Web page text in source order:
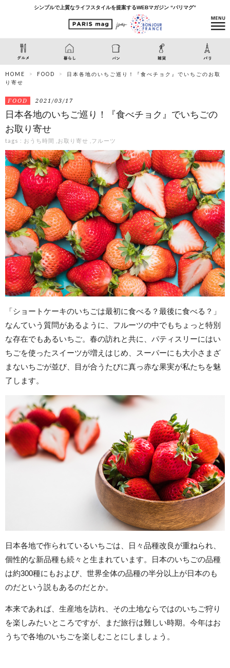
シンプルで上質なライフスタイルを提案するWEBマガジン “パリマグ”
HOME FOOD
日本各地のいちご巡り！『食べチョク』でいちごのお取
り寄せ
FOOD 2021/03/17
日本各地のいちご巡り！『食べチョク』でいちごの
お取り寄せ
tags : おうち時間 お取り寄せ フルーツ
「ショートケーキのいちごは最初に食べる？最後に食べる？」
なんていう質問があるように、フルーツの中でもちょっと特別
な存在でもあるいちご。春の訪れと共に、パティスリーにはい
ちごを使ったスイーツが増えはじめ、スーパーにも大小さまざ
まないちごが並び、目が合うたびに真っ赤な果実が私たちを魅
了します。
日本各地で作られているいちごは、日々品種改良が重ねられ、
個性的な新品種も続々と生まれています。日本のいちごの品種
は約300種にもおよび、世界全体の品種の半分以上が日本のも
のだという説もあるのだとか。
本来であれば、生産地を訪れ、その土地ならではのいちご狩り
を楽しみたいところですが、まだ旅行は難しい時期。今年はお
うちで各地のいちごを楽しむことにしましょう。